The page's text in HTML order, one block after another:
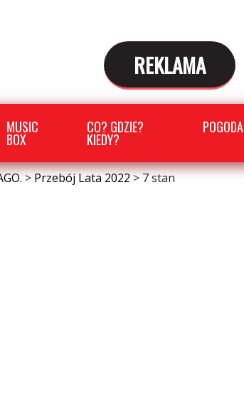
REKLAMA
MUSIC
BOX
CO? GDZIE?
KIEDY?
POGODA
>Przebój Lata 2022>7 stan